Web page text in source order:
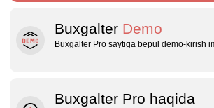
Buxgalter Demo
Buxgalter Pro saytiga bepul demo‑kirish
Buxgalter Pro haqida